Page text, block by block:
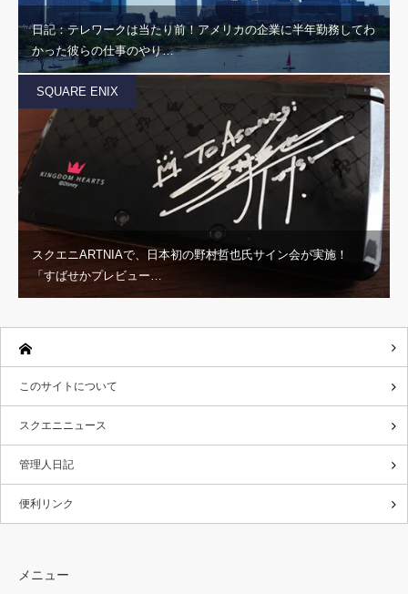
日記：テレワークは当たり前！アメリカの企業に半年勤務してわ
かった彼らの仕事のやり…
SQUARE ENIX
スクエニARTNIAで、日本初の野村哲也氏サイン会が実施！
「すばせかプレビュー…
このサイトについて
スクエニニュース
管理人日記
便利リンク
メニュー